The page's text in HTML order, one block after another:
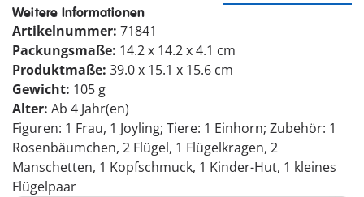
Weitere Informationen
Artikelnummer: 71841
Packungsmaße: 14.2 x 14.2 x 4.1 cm
Produktmaße: 39.0 x 15.1 x 15.6 cm
Gewicht: 105 g
Alter: Ab 4 Jahr(en)
Figuren: 1 Frau, 1 Joyling; Tiere: 1 Einhorn; Zubehör: 1
Rosenbäumchen, 2 Flügel, 1 Flügelkragen, 2
Manschetten, 1 Kopfschmuck, 1 Kinder-Hut, 1 kleines
Flügelpaar